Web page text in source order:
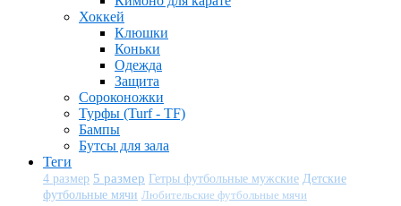
Хоккей
Клюшки
Коньки
Одежда
Защита
Сороконожки
Турфы (Turf - TF)
Бампы
Бутсы для зала
Теги
4 размер 5 размер Гетры футбольные мужские Детские
футбольные мячи Любительские футбольные мячи